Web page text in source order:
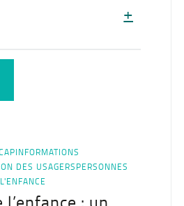
+
INFORMATIONS
DES USAGERSPERSONNES
: un